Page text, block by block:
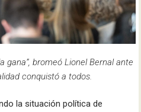
gana”, bromeó Lionel Bernal ante
conquistó a todos.
la situación política de